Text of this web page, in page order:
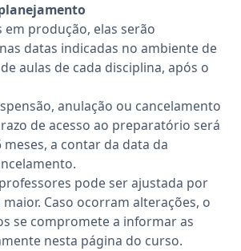
em produção, elas serão
datas indicadas no ambiente de
aulas de cada disciplina, após o
anulação ou cancelamento
de acesso ao preparatório será
a contar da data da
pode ser ajustada por
Caso ocorram alterações, o
se compromete a informar as
nesta página do curso.